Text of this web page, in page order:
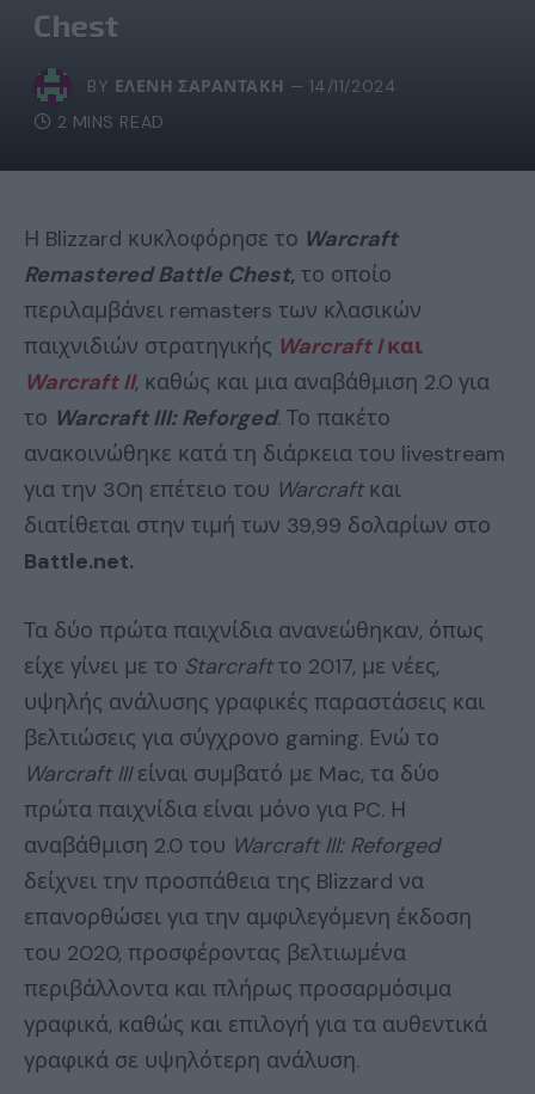
Chest
BY ΕΛΈΝΗ ΣΑΡΑΝΤΆΚΗ
14/11/2024
2 MINS READ
Η Blizzard κυκλοφόρησε το Warcraft
Remastered Battle Chest, το οποίο
περιλαμβάνει remasters των κλασικών
παιχνιδιών στρατηγικής Warcraft Iκαι
Warcraft II, καθώς και μια αναβάθμιση 2.0 για
το Warcraft III: Reforged. Το πακέτο
ανακοινώθηκε κατά τη διάρκεια του livestream
για την 30η επέτειο του Warcraftκαι
διατίθεται στην τιμή των 39,99 δολαρίων στο
Battle.net.
Τα δύο πρώτα παιχνίδια ανανεώθηκαν, όπως
είχε γίνει με το Starcraftτο 2017, με νέες,
υψηλής ανάλυσης γραφικές παραστάσεις και
βελτιώσεις για σύγχρονο gaming. Ενώ το
Warcraft IIIείναι συμβατό με Mac, τα δύο
πρώτα παιχνίδια είναι μόνο για PC. Η
αναβάθμιση 2.0 του Warcraft III: Reforged
δείχνει την προσπάθεια της Blizzard να
επανορθώσει για την αμφιλεγόμενη έκδοση
του 2020, προσφέροντας βελτιωμένα
περιβάλλοντα και πλήρως προσαρμόσιμα
γραφικά, καθώς και επιλογή για τα αυθεντικά
γραφικά σε υψηλότερη ανάλυση.